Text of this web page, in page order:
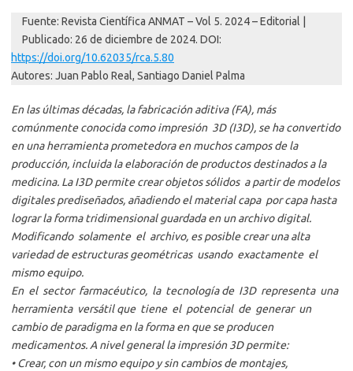
Fuente: Revista Científica ANMAT – Vol 5. 2024 – Editorial |
Publicado: 26 de diciembre de 2024. DOI:
https://doi.org/10.62035/rca.5.80
Autores: Juan Pablo Real, Santiago Daniel Palma
En las últimas décadas, la fabricación aditiva (FA), más
comúnmente conocida como impresión 3D (I3D), se ha convertido
en una herramienta prometedora en muchos campos de la
producción, incluida la elaboración de productos destinados a la
medicina. La I3D permite crear objetos sólidos a partir de modelos
digitales prediseñados, añadiendo el material capa por capa hasta
lograr la forma tridimensional guardada en un archivo digital.
Modificando solamente el archivo, es posible crear una alta
variedad de estructuras geométricas usando exactamente el
mismo equipo.
En el sector farmacéutico, la tecnología de I3D representa una
herramienta versátil que tiene el potencial de generar un
cambio de paradigma en la forma en que se producen
medicamentos. A nivel general la impresión 3D permite:
• Crear, con un mismo equipo y sin cambios de montajes,